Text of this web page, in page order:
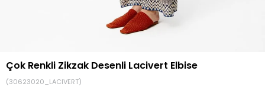
Çok Renkli Zikzak Desenli Lacivert Elbise
(30623020_LACIVERT)